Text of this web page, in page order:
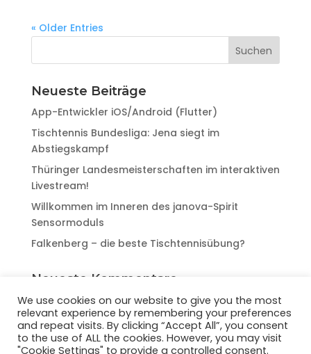
« Older Entries
Neueste Beiträge
App-Entwickler iOS/Android (Flutter)
Tischtennis Bundesliga: Jena siegt im
Abstiegskampf
Thüringer Landesmeisterschaften im interaktiven
Livestream!
Willkommen im Inneren des janova-Spirit
Sensormoduls
Falkenberg – die beste Tischtennisübung?
Neueste Kommentare
We use cookies on our website to give you the most
relevant experience by remembering your preferences
and repeat visits. By clicking “Accept All”, you consent
to the use of ALL the cookies. However, you may visit
"Cookie Settings" to provide a controlled consent.